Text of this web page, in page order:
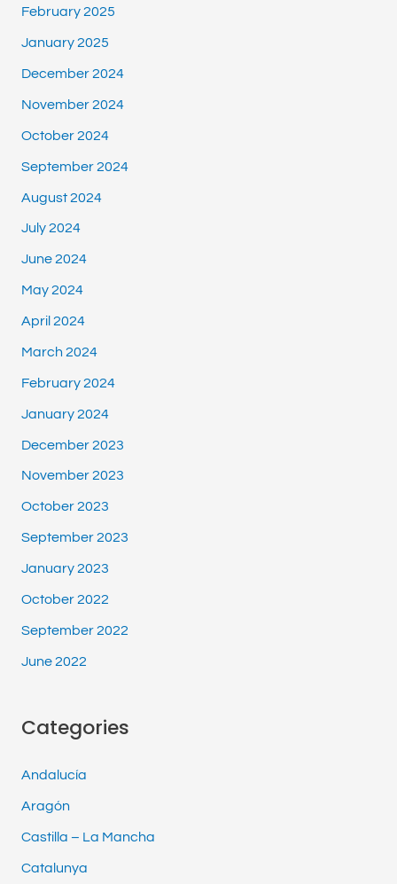
February 2025
January 2025
December 2024
November 2024
October 2024
September 2024
August 2024
July 2024
June 2024
May 2024
April 2024
March 2024
February 2024
January 2024
December 2023
November 2023
October 2023
September 2023
January 2023
October 2022
September 2022
June 2022
Categories
Andalucía
Aragón
Castilla – La Mancha
Catalunya